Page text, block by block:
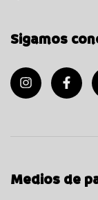
Sigamos
Medios de